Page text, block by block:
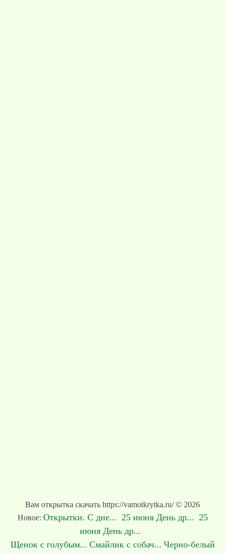
Вам открытка скачать https://vamotkrytka.ru/ © 2026
Новое: Открытки. С дне... 25 июня День др... 25
июня День др...
Щенок с голубым... Смайлик с собач... Черно-белый